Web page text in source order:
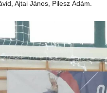
Ajtai János, Pilesz Ádám.